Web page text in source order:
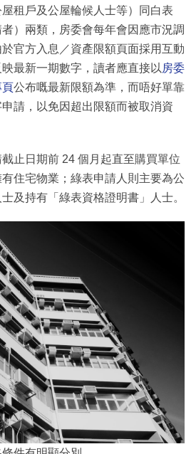
租戶及公屋輪候人士等）同白表
者）兩類，房委會每年會因應市況調
官方入息／資產限額頁面採用互動
最新一期數字，讀者應直接以 房委
頁公布嘅最新限額為準，而唔好單靠
請，以免因超出限額而被取消資
止日期前 24 個月起直至購買單位
住宅物業；綠表申請人則主要為公
及持有「綠表資格證明書」人士。